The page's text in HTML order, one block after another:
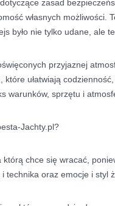
zasad
własnych możliwości.
było nie tylko udane, ale
przyjaznej
ułatwiają
warunków, sprzętu i
Jachty.pl?
chce się wracać,
technika oraz emocje i styl